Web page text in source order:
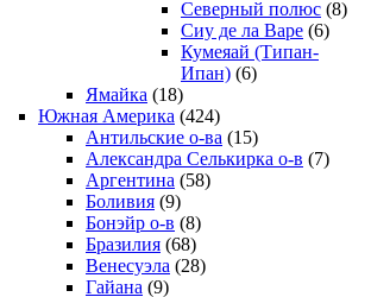
Северный полюс (8)
Сиу де ла Варе (6)
Кумеяай (Типан-
Ипан) (6)
Ямайка (18)
Южная Америка (424)
Антильские о-ва (15)
Александра Селькирка о-в (7)
Аргентина (58)
Боливия (9)
Бонэйр о-в (8)
Бразилия (68)
Венесуэла (28)
Гайана (9)